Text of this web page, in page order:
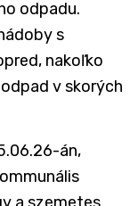
odpadu.
s
nakoľko
v skorých
án,
a szemetes